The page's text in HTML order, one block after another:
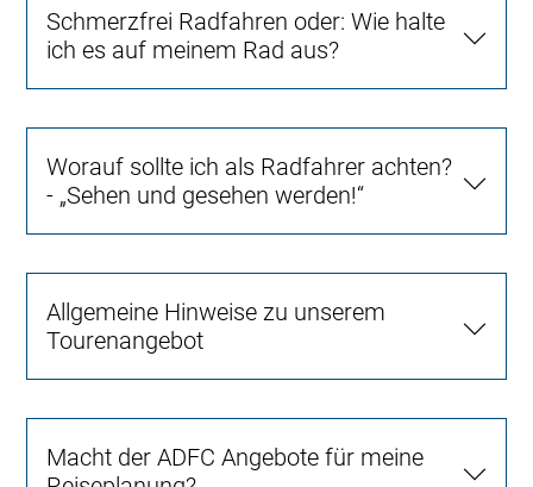
Schmerzfrei Radfahren oder: Wie halte
ich es auf meinem Rad aus?
Worauf sollte ich als Radfahrer achten?
- „Sehen und gesehen werden!“
Allgemeine Hinweise zu unserem
Tourenangebot
Macht der ADFC Angebote für meine